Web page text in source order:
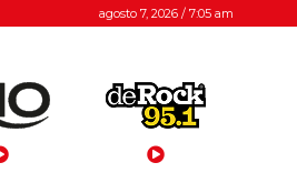
agosto 7, 2026 / 7:05 am